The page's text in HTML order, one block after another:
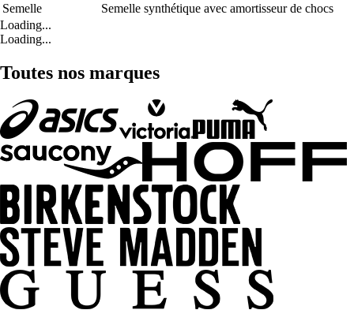
Semelle
Semelle synthétique avec amortisseur de chocs
Loading...
Loading...
Toutes nos marques